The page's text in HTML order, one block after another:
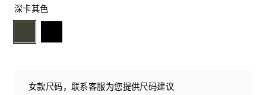
深卡其色
女款尺码，联系客服为您提供尺码建议